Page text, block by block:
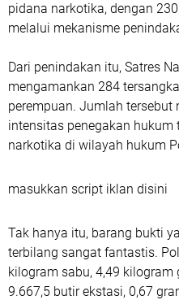
pidana narkotika, dengan
melalui mekanisme
Dari penindakan itu, Satres
mengamankan 284
perempuan. Jumlah
intensitas penegakan hukum
narkotika di wilayah hukum
masukkan script iklan disini
Tak hanya itu, barang bukti
terbilang sangat fantastis.
kilogram sabu, 4,49
9.667,5 butir ekstasi, 0,67